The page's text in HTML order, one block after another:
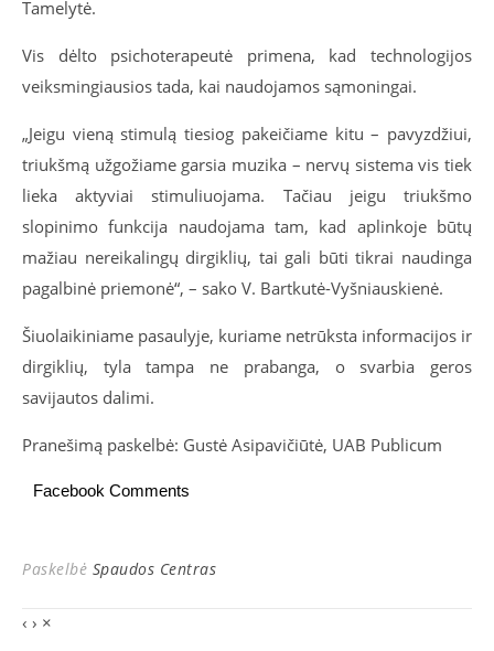
Tamelytė.
Vis dėlto psichoterapeutė primena, kad technologijos
veiksmingiausios tada, kai naudojamos sąmoningai.
„Jeigu vieną stimulą tiesiog pakeičiame kitu – pavyzdžiui,
triukšmą užgožiame garsia muzika – nervų sistema vis tiek
lieka aktyviai stimuliuojama. Tačiau jeigu triukšmo
slopinimo funkcija naudojama tam, kad aplinkoje būtų
mažiau nereikalingų dirgiklių, tai gali būti tikrai naudinga
pagalbinė priemonė“, – sako V. Bartkutė-Vyšniauskienė.
Šiuolaikiniame pasaulyje, kuriame netrūksta informacijos ir
dirgiklių, tyla tampa ne prabanga, o svarbia geros
savijautos dalimi.
Pranešimą paskelbė: Gustė Asipavičiūtė, UAB Publicum
Facebook Comments
Paskelbė Spaudos Centras
‹ › ×